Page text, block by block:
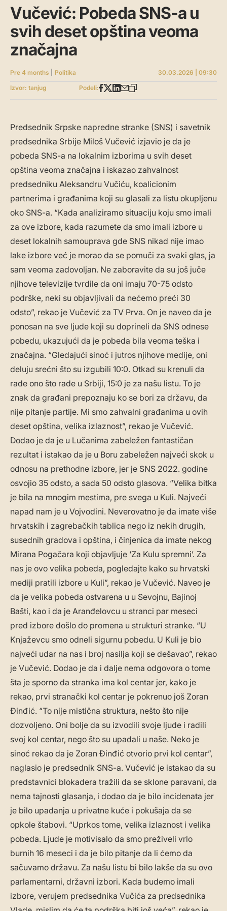
Vučević: Pobeda SNS-a u
svih deset opština veoma
značajna
Pre 4 months Politika
30.03.2026 | 09:30
Izvor: tanjug
Podeli:
Predsednik Srpske napredne stranke (SNS) i savetnik
predsednika Srbije Miloš Vučević izjavio je da je
pobeda SNS-a na lokalnim izborima u svih deset
opština veoma značajna i iskazao zahvalnost
predsedniku Aleksandru Vučiću, koalicionim
partnerima i građanima koji su glasali za listu okupljenu
oko SNS-a. “Kada analiziramo situaciju koju smo imali
za ove izbore, kada razumete da smo imali izbore u
deset lokalnih samouprava gde SNS nikad nije imao
lake izbore već je morao da se pomuči za svaki glas, ja
sam veoma zadovoljan. Ne zaboravite da su još juče
njihove televizije tvrdile da oni imaju 70-75 odsto
podrške, neki su objavljivali da nećemo preći 30
odsto”, rekao je Vučević za TV Prva. On je naveo da je
ponosan na sve ljude koji su doprineli da SNS odnese
pobedu, ukazujući da je pobeda bila veoma teška i
značajna. “Gledajući sinoć i jutros njihove medije, oni
deluju srećni što su izgubili 10:0. Otkad su krenuli da
rade ono što rade u Srbiji, 15:0 je za našu listu. To je
znak da građani prepoznaju ko se bori za državu, da
nije pitanje partije. Mi smo zahvalni građanima u ovih
deset opština, velika izlaznost”, rekao je Vučević.
Dodao je da je u Lučanima zabeležen fantastičan
rezultat i istakao da je u Boru zabeležen najveći skok u
odnosu na prethodne izbore, jer je SNS 2022. godine
osvojio 35 odsto, a sada 50 odsto glasova. “Velika bitka
je bila na mnogim mestima, pre svega u Kuli. Najveći
napad nam je u Vojvodini. Neverovatno je da imate više
hrvatskih i zagrebačkih tablica nego iz nekih drugih,
susednih gradova i opština, i činjenica da imate nekog
Mirana Pogačara koji objavljuje ‘Za Kulu spremni’. Za
nas je ovo velika pobeda, pogledajte kako su hrvatski
mediji pratili izbore u Kuli”, rekao je Vučević. Naveo je
da je velika pobeda ostvarena u u Sevojnu, Bajinoj
Bašti, kao i da je Aranđelovcu u stranci par meseci
pred izbore došlo do promena u strukturi stranke. “U
Knjaževcu smo odneli sigurnu pobedu. U Kuli je bio
najveći udar na nas i broj nasilja koji se dešavao”, rekao
je Vučević. Dodao je da i dalje nema odgovora o tome
šta je sporno da stranka ima kol centar jer, kako je
rekao, prvi stranački kol centar je pokrenuo još Zoran
Đinđić. “To nije mistična struktura, nešto što nije
dozvoljeno. Oni bolje da su izvodili svoje ljude i radili
svoj kol centar, nego što su upadali u naše. Neko je
sinoć rekao da je Zoran Đinđić otvorio prvi kol centar”,
naglasio je predsednik SNS-a. Vučević je istakao da su
predstavnici blokadera tražili da se sklone paravani, da
nema tajnosti glasanja, i dodao da je bilo incidenata jer
je bilo upadanja u privatne kuće i pokušaja da se
opkole štabovi. “Uprkos tome, velika izlaznost i velika
pobeda. Ljude je motivisalo da smo preživeli vrlo
burnih 16 meseci i da je bilo pitanje da li ćemo da
sačuvamo državu. Za našu listu bi bilo lakše da su ovo
parlamentarni, državni izbori. Kada budemo imali
izbore, verujem predsednika Vučića za predsednika